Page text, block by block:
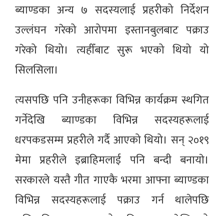
ब्याण्डका अन्य ७ सदस्यलाई प्रहरीको निर्देशन
उल्लंघन गरेको आरोपमा इस्तानबुलबाट पक्राउ
गरेको थियो। त्यहीँबाट सुरू भएको थियो यो
सिलसिला।
त्यसपछि पनि उनीहरूका विभिन्न कार्यक्रम स्थगित
गर्नेदेखि ब्याण्डका विभिन्न सदस्यहरूलाई
धरपकडसम्म प्रहरीले गर्दै आएको थियो। सन् २०१९
मेमा प्रहरीले इब्राहिमलाई पनि बन्दी बनायाे।
सरकारले यस्तै गीत गाएकै भरमा आफ्ना ब्याण्डका
विभिन्न सदस्यहरूलाई पक्राउ गर्न थालेपछि